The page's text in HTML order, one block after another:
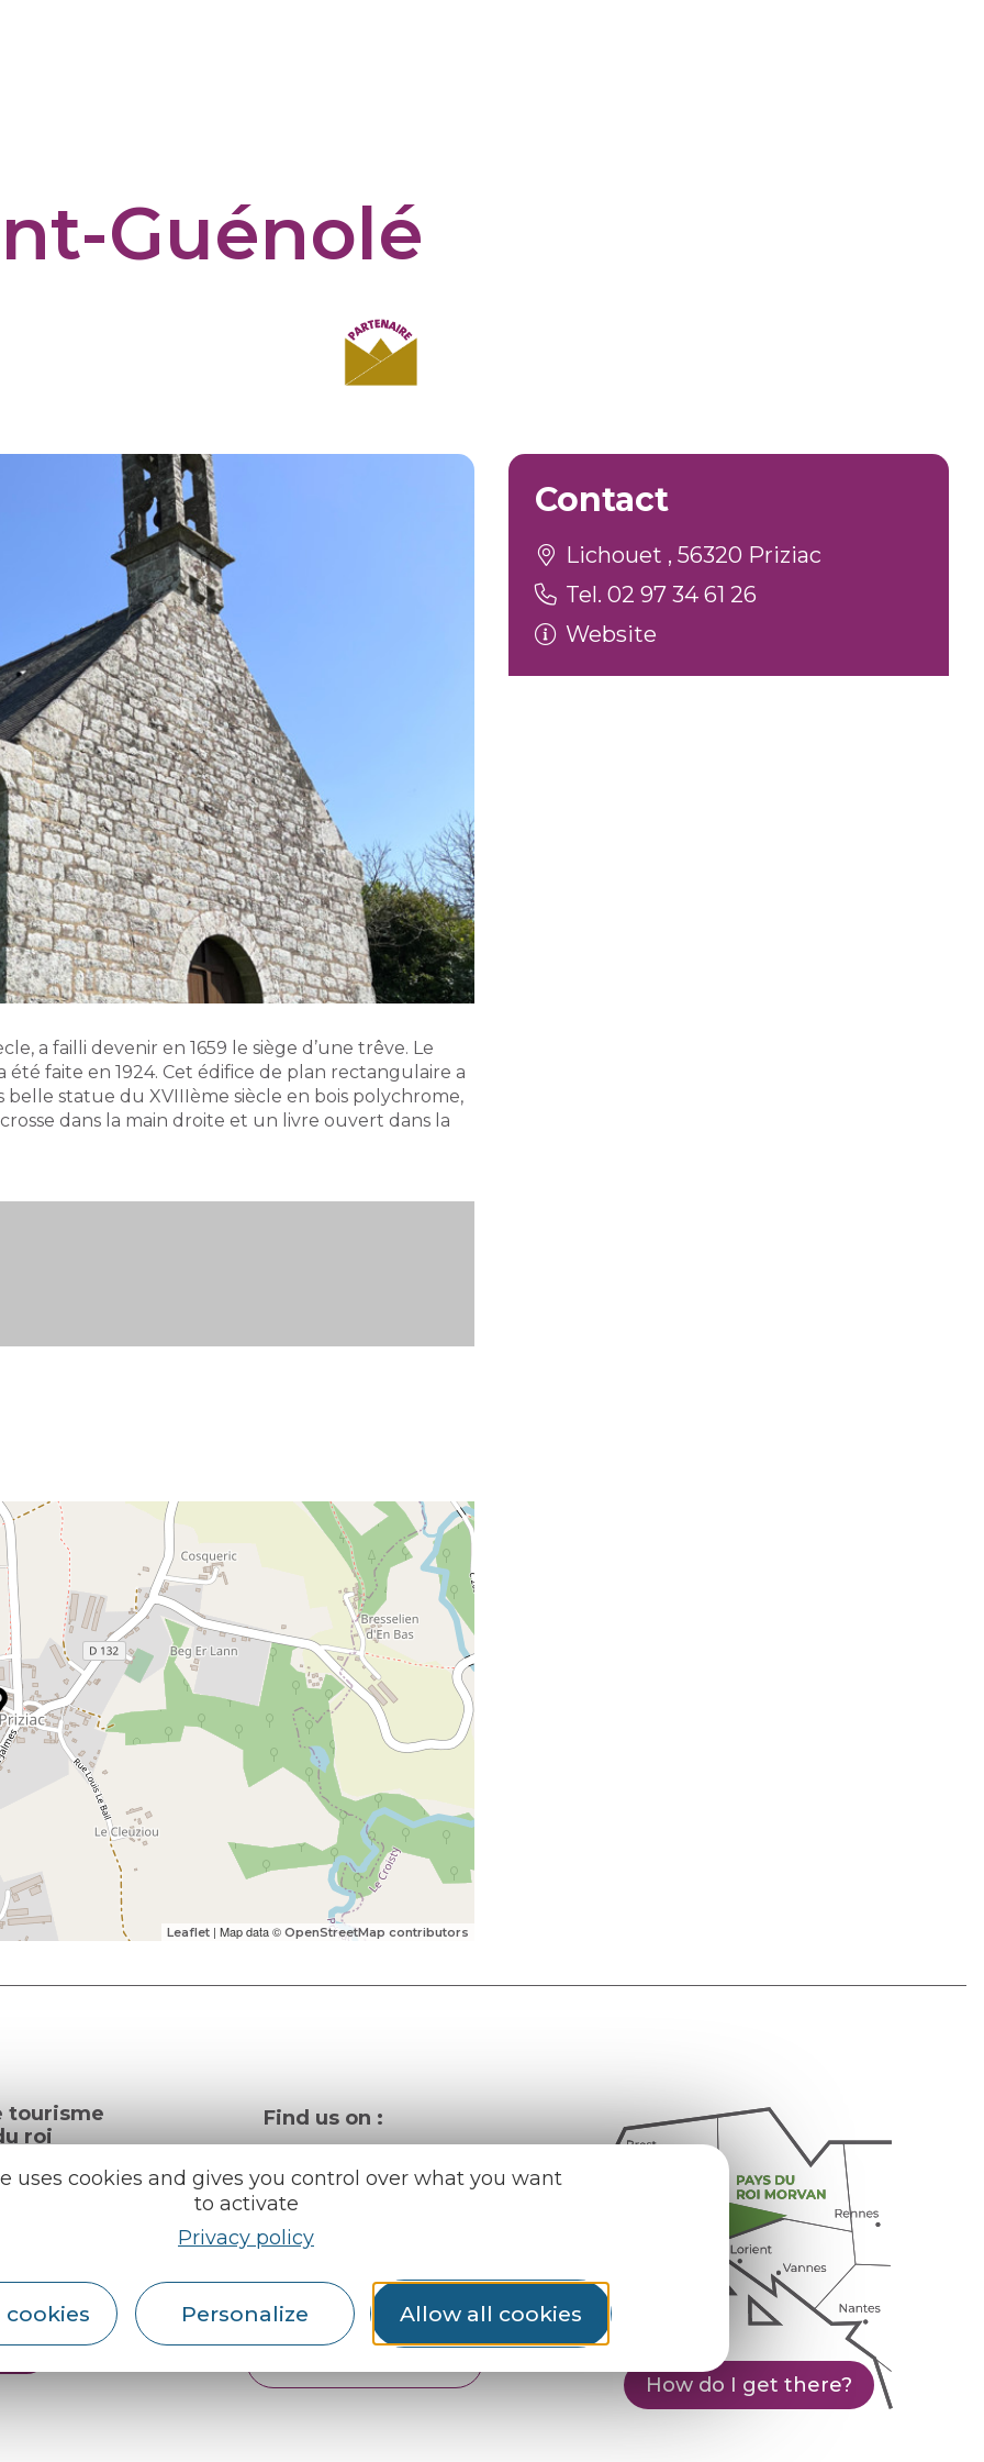
uses cookies and gives you control over what you want
to activate
Privacy policy
Personalize Allow all cookies
Guénolé
a failli devenir en 1659 le siège d’une trêve. Le
faite en 1924. Cet édifice de plan rectangulaire a
statue du XVIIIème siècle en bois polychrome,
dans la main droite et un livre ouvert dans la
Leaflet | Map data © OpenStreetMap contributors
Contact
Lichouet , 56320 Priziac
Tel. 02 97 34 61 26
Website
tourisme
roi
Find us on :
Partners
Français
How do I get there?